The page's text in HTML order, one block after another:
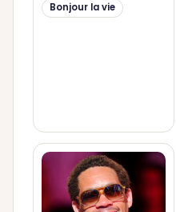
Bonjour la vie